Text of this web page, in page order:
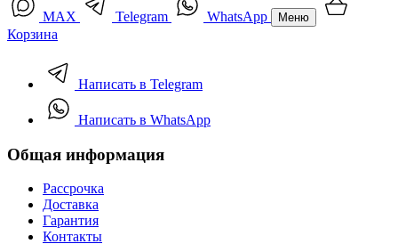
MAX Telegram WhatsApp Меню
Корзина
Написать в Telegram
Написать в WhatsApp
Общая информация
Рассрочка
Доставка
Гарантия
Контакты